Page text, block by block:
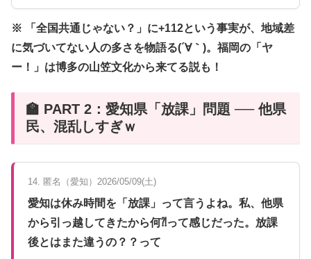
※ 「全国共通じゃない？」に+112という事実が、地域差
に気づいてない人の多さを物語る(´∀｀)。福岡の「ヤ
ー！」は博多の山笠文化から来てる説も！
🏫 PART 2：愛知県「放課」問題 ── 他県
民、混乱しすぎｗ
14. 匿名（愛知）2026/05/09(土)
愛知は休み時間を「放課」って言うよね。私、他県
から引っ越してきたから何⁈って感じだった。放課
後とはまた違うの？？って